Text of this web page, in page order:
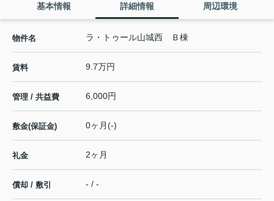
基本情報 詳細情報 周辺環境
物件名 ラ・トゥール山城西 Ｂ棟
賃料 9.7万円
管理 / 共益費 6,000円
敷金(保証金) 0ヶ月(-)
礼金 2ヶ月
償却 / 敷引 - / -